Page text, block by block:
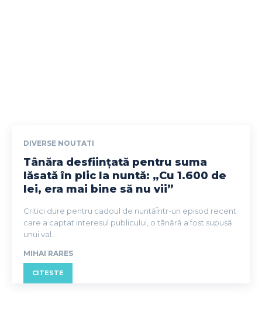
DIVERSE NOUTATI
Tânăra desființată pentru suma
lăsată în plic la nuntă: „Cu 1.600 de
lei, era mai bine să nu vii”
Critici dure pentru cadoul de nuntăÎntr-un episod recent
care a captat interesul publicului, o tânără a fost supusă
unui val...
MIHAI RARES
CITESTE